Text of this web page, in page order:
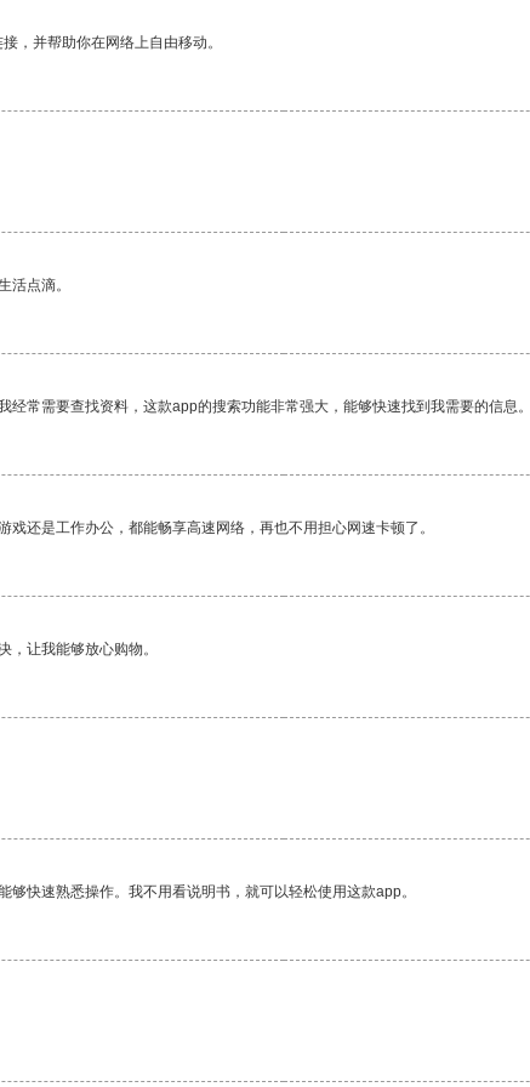
，并帮助你在网络上自由移动。
活点滴。
常需要查找资料，这款app的搜索功能非常强大，能够快速找到我需要的信息。
还是工作办公，都能畅享高速网络，再也不用担心网速卡顿了。
让我能够放心购物。
快速熟悉操作。我不用看说明书，就可以轻松使用这款app。